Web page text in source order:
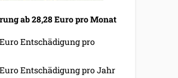
ab 28,28 Euro pro Monat
Entschädigung pro
Entschädigung pro Jahr